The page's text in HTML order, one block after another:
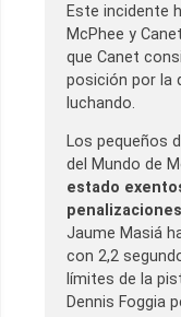
Este incidente
McPhee y
que Canet
posición por la
luchando.
Los pequeños
del Mundo de
estado
Jaume Masiá
con 2,2
límites de la
Dennis Foggia